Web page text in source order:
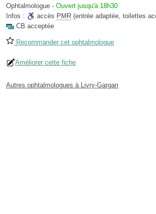
Ophtalmologue - Ouvert jusqu'à 18h30
Infos :
accès PMR (entrée adaptée, toilettes
CB acceptée
Recommander cet ophtalmologue
Améliorer cette fiche
Autres ophtalmologues à Livry-Gargan